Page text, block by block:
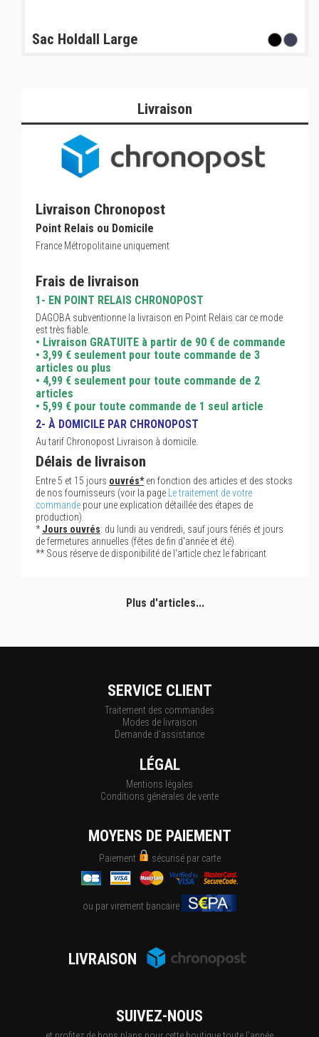
Sac Holdall Large
Livraison
Livraison Chronopost
Point Relais ou Domicile
France Métropolitaine uniquement
Frais de livraison
1- EN POINT RELAIS CHRONOPOST
DAGOBA subventionne la livraison en Point Relais car ce mode
est très fiable.
• Livraison GRATUITE à partir de 90 € de commande
• 3,99 € seulement pour toute commande de 3
articles ou plus
• 4,99 € seulement pour toute commande de 2
articles
• 5,99 € pour toute commande de 1 seul article
2- À DOMICILE PAR CHRONOPOST
Au tarif Chronopost Livraison à domicile.
Délais de livraison
Entre 5 et 15 jours ouvrés*en fonction des articles et des stocks
de nos fournisseurs (voir la page
Le traitement de votre
commande pour une explication détaillée des étapes de
production).
*Jours ouvrés: du lundi au vendredi, sauf jours fériés et jours
de fermetures annuelles (fêtes de fin d'année et été).
** Sous réserve de disponibilité de l'article chez le fabricant
Plus d'articles...
SERVICE CLIENT
Traitement des commandes
Modes de livraison
Demande d'assistance
LÉGAL
Mentions légales
Conditions générales de vente
MOYENS DE PAIEMENT
Paiement sécurisé par carte
ou par virement bancaire
LIVRAISON
SUIVEZ-NOUS